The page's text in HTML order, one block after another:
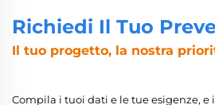
Richiedi Il Tuo
Il tuo progetto, la nostra
Compila i tuoi dati e le tue esigenze, e